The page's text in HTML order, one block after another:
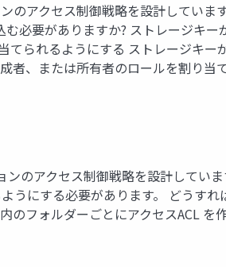
アクセス制御戦略を設計していま
必要がありますか? ストレージキ
られるようにする ストレージキー
者、または所有者のロールを割り
のアクセス制御戦略を設計してい
にする必要があります。 どうす
フォルダーごとにアクセスACL を